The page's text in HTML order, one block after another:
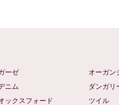
ーゼ
オーガン
ニム
ダンガリ
ックスフォード
ツイル